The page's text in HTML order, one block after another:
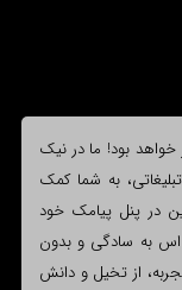
بود! ما در نیک
به شما کمک
در پنل پیامک خود
اس به سادگی و بدون
از تخیل و دانش